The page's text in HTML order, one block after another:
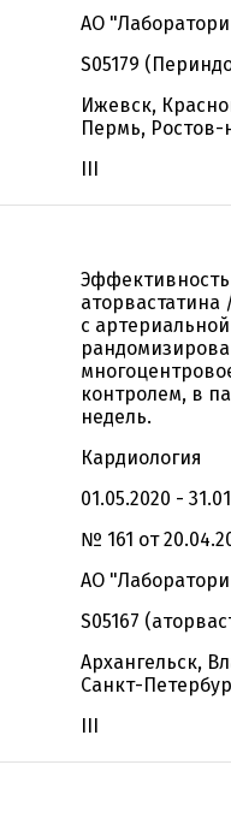
АО
S05179
Ижевск,
Пермь, Ростов-
III
аторвастатина
с
контролем, в
недель.
Кардиология
01.05.2020 -
№ 161 от
АО
S05167
Архангельск,
Санкт-
III